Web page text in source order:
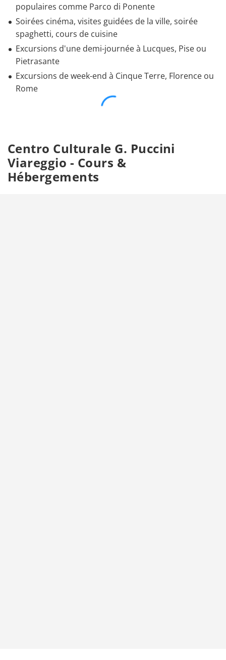
populaires comme Parco di Ponente
Soirées cinéma, visites guidées de la ville, soirée
spaghetti, cours de cuisine
Excursions d'une demi-journée à Lucques, Pise ou
Pietrasante
Excursions de week-end à Cinque Terre, Florence ou
Rome
Centro Culturale G. Puccini
Viareggio - Cours &
Hébergements